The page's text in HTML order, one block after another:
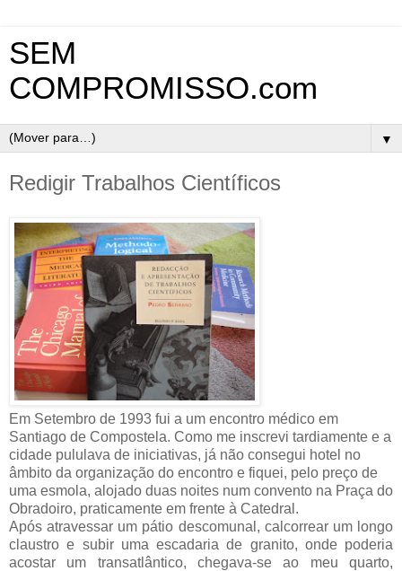
SEM
COMPROMISSO.com
▼
Redigir Trabalhos Científicos
Em Setembro de 1993 fui a um encontro médico em
Santiago de Compostela. Como me inscrevi tardiamente e a
cidade pululava de iniciativas, já não consegui hotel no
âmbito da organização do encontro e fiquei, pelo preço de
uma esmola, alojado duas noites num convento na Praça do
Obradoiro, praticamente em frente à Catedral.
Após atravessar um pátio descomunal, calcorrear um longo
claustro e subir uma escadaria de granito, onde poderia
acostar um transatlântico, chegava-se ao meu quarto,